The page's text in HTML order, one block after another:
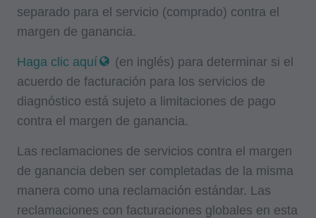
separado para el servicio (comprado) contra el
margen de ganancia.
Haga clic aquí
(en inglés) para determinar si el
acuerdo de facturación para los servicios de
diagnóstico está sujeto a limitaciones de pago
contra el margen de ganancia.
Las reclamaciones de servicios contra el margen
de ganancia deben ser completadas de la misma
manera como una reclamación estándar. Las
reclamaciones con facturaciones globales en esta